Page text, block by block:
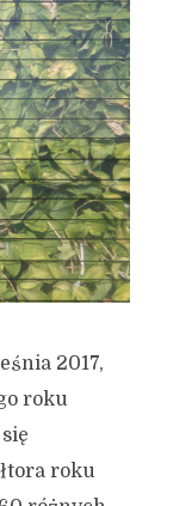
2017,
roku
roku